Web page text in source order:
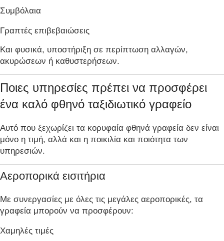
Συμβόλαια
Γραπτές επιβεβαιώσεις
Και φυσικά, υποστήριξη σε περίπτωση αλλαγών,
ακυρώσεων ή καθυστερήσεων.
Ποιες υπηρεσίες πρέπει να προσφέρει
ένα καλό φθηνό ταξιδιωτικό γραφείο
Αυτό που ξεχωρίζει τα κορυφαία φθηνά γραφεία δεν είναι
μόνο η τιμή, αλλά και η ποικιλία και ποιότητα των
υπηρεσιών.
Αεροπορικά εισιτήρια
Με συνεργασίες με όλες τις μεγάλες αεροπορικές, τα
γραφεία μπορούν να προσφέρουν:
Χαμηλές τιμές